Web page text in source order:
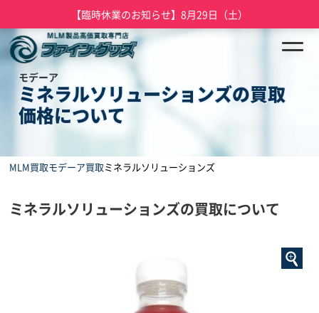
【臨時休業のお知らせ】8月29日（土）
モデーア
ミネラルソリューションズの買取
価格について
MLM買取モデーア買取ミネラルソリューションズ
ミネラルソリューションズの買取について